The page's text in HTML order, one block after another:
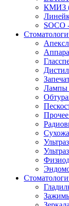
КМИЗ
SOCO
Лампы